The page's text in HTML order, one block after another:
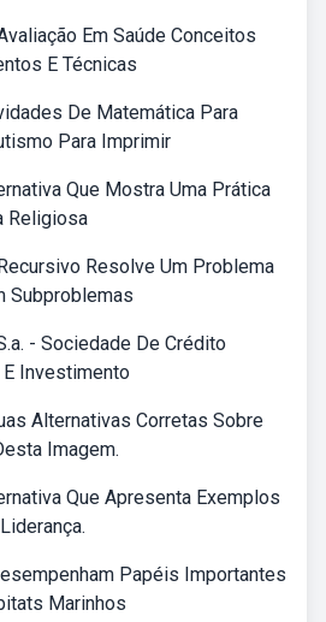
Em Saúde Conceitos
E Técnicas
De Matemática Para
Para Imprimir
Que Mostra Uma Prática
Religiosa
Resolve Um Problema
Subproblemas
- Sociedade De Crédito
Investimento
Alternativas Corretas Sobre
Imagem.
Que Apresenta Exemplos
Papéis Importantes
Marinhos